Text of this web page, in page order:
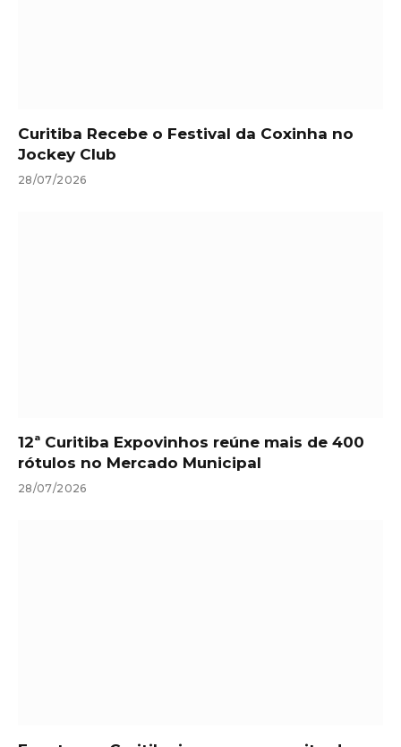
Curitiba Recebe o Festival da Coxinha no
Jockey Club
28/07/2026
12ª Curitiba Expovinhos reúne mais de 400
rótulos no Mercado Municipal
28/07/2026